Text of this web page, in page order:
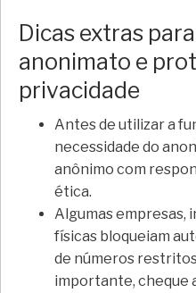
Dicas extras
anonimato e
privacidade
Antes de utilizar a
necessidade do
anônimo com
ética.
Algumas empresas,
físicas bloqueiam
de números
importante, cheque